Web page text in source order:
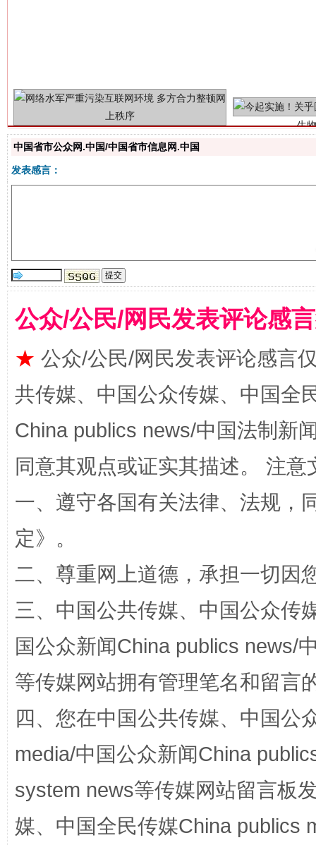
漫山遍野的桃花与雪山、麦地、白藏房 除
中国省市公众网.中国/中国省市信息网.中国
发表感言：
公众/公民/网民发表评论感
★ 公众/公民/网民发表评论感言
共传媒、中国公众传媒、中国全
China publics news/中国法制新
同意其观点或证实其描述。 注
一、遵守各国有关法律、法规，
定》。
二、尊重网上道德，承担一切因
三、中国公共传媒、中国公众传
国公众新闻China publics news/
等传媒网站拥有管理笔名和留言
四、您在中国公共传媒、中国公
media/中国公众新闻China
system news等传媒网站留言板
媒、中国全民传媒China publics